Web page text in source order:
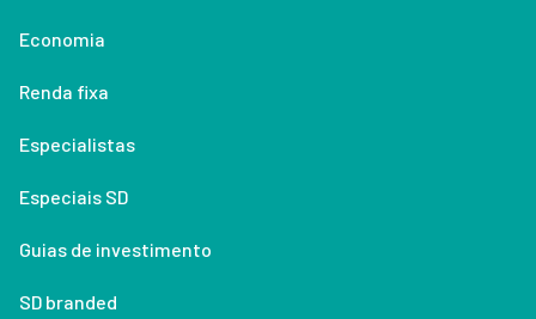
Economia
Renda fixa
Especialistas
Especiais SD
Guias de investimento
SD branded